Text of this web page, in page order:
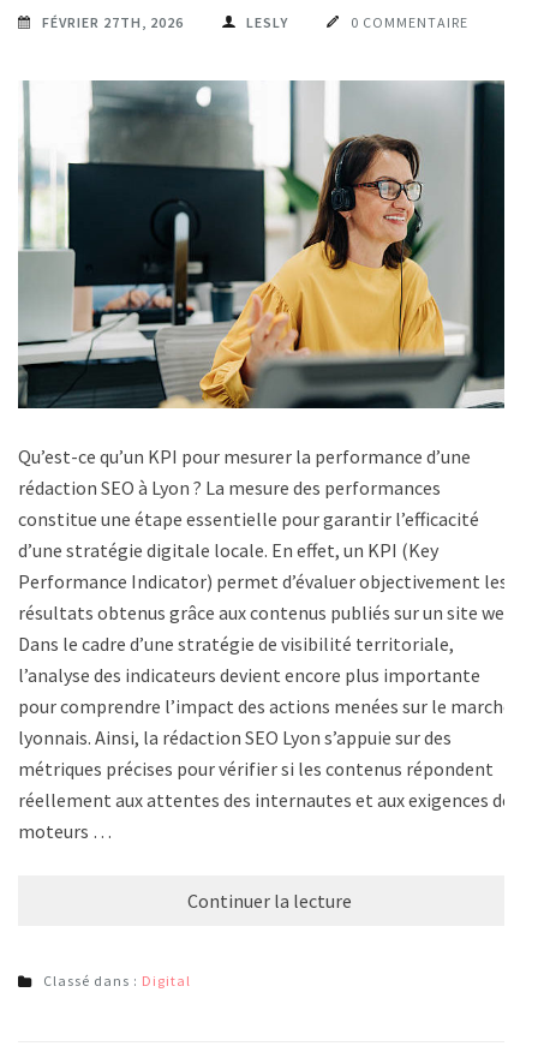
FÉVRIER 27TH, 2026 LESLY 0 COMMENTAIRE
Qu’est-ce qu’un KPI pour mesurer la performance d’une
rédaction SEO à Lyon ? La mesure des performances
constitue une étape essentielle pour garantir l’efficacité
d’une stratégie digitale locale. En effet, un KPI (Key
Performance Indicator) permet d’évaluer objectivement les
résultats obtenus grâce aux contenus publiés sur un site web.
Dans le cadre d’une stratégie de visibilité territoriale,
l’analyse des indicateurs devient encore plus importante
pour comprendre l’impact des actions menées sur le marché
lyonnais. Ainsi, la rédaction SEO Lyon s’appuie sur des
métriques précises pour vérifier si les contenus répondent
réellement aux attentes des internautes et aux exigences des
moteurs …
Continuer la lecture
Classé dans : Digital